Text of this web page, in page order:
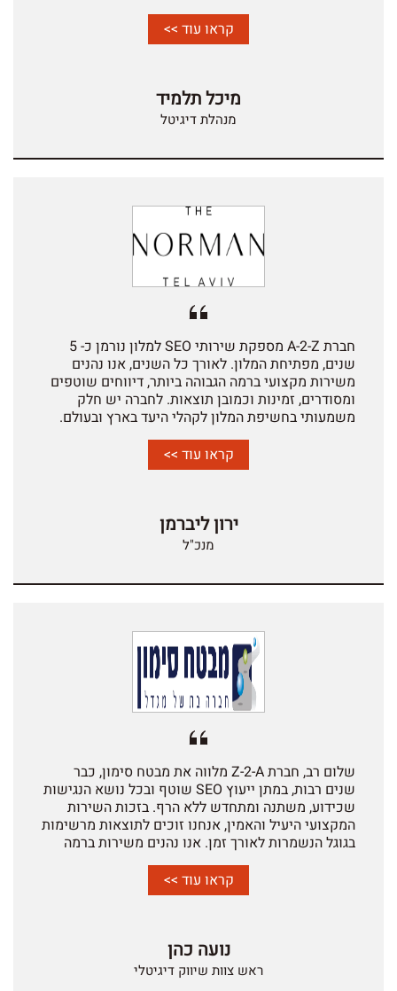
קראו עוד >>
מיכל תלמיד
מנהלת דיגיטל
חברת A-2-Z מספקת שירותי SEO למלון נורמן כ- 5
שנים, מפתיחת המלון. לאורך כל השנים, אנו נהנים
משירות מקצועי ברמה הגבוהה ביותר, דיווחים שוטפים
ומסודרים, זמינות וכמובן תוצאות. לחברה יש חלק
משמעותי בחשיפת המלון לקהלי היעד בארץ ובעולם.
קראו עוד >>
ירון ליברמן
מנכ"ל
שלום רב, חברת Z-2-A מלווה את מבטח סימון, כבר
שנים רבות, במתן ייעוץ SEO שוטף ובכל נושא הנגישות
שכידוע, משתנה ומתחדש ללא הרף. בזכות השירות
המקצועי היעיל והאמין, אנחנו זוכים לתוצאות מרשימות
בגוגל הנשמרות לאורך זמן. אנו נהנים משירות ברמה
הגבוהה ביותר, יחס אישי, יוזמות, זמינות ובעיקר תחושה
של שותפות לדרך וכל זה בתקציב סופר הוגן. אנו
שמחים להמליץ על חברת A-2-Z לשירותי הדיגיטל וכל
קראו עוד >>
נועה כהן
ראש צוות שיווק דיגיטלי